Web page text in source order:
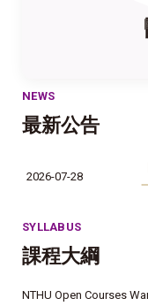
NEWS
最新公告
2026-07-28
SYLLABUS
課程大綱
NTHU Open Courses